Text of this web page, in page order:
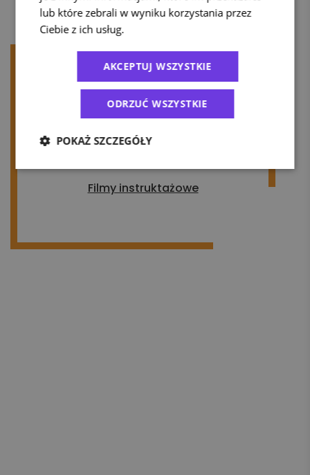
Przeczytaj także:
Użytkownik konta – uprawnienia
Preawizacja oraz powiadomienia sms i
Filmy instruktażowe
lub które zebrali w wyniku korzystania przez
Ciebie z ich usług.
AKCEPTUJ WSZYSTKIE
ODRZUĆ WSZYSTKIE
POKAŻ SZCZEGÓŁY